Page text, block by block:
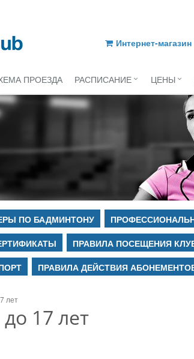
Интернет-магазин
ПРОЕЗДА РАСПИСАНИЕ ЦЕНЫ
ПО БАДМИНТОНУ
ПРАВИЛА ПОСЕЩЕНИЯ
ПРАВИЛА ДЕЙСТВИЯ
лет
17 лет